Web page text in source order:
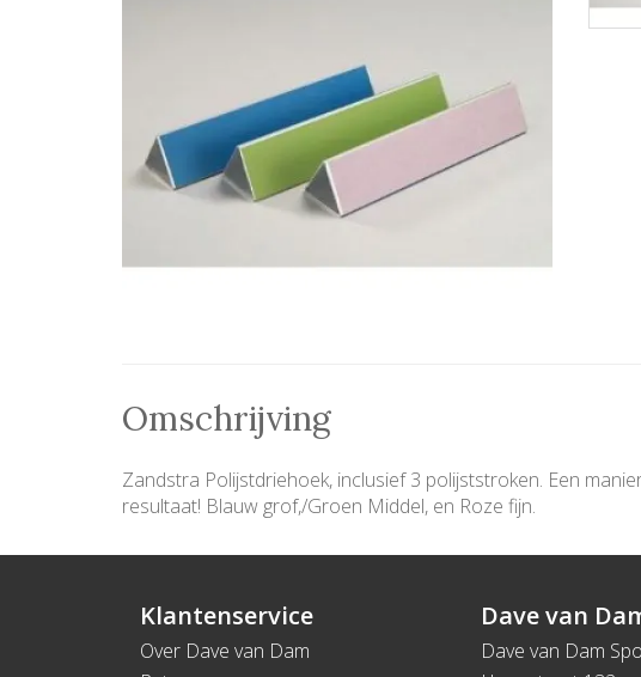
Omschrijving
Zandstra Polijstdriehoek, inclusief 3 polijststroken. Een
resultaat! Blauw grof,/Groen Middel, en Roze fijn.
Klantenservice
Over Dave van Dam
Dave van
Dave van Dam